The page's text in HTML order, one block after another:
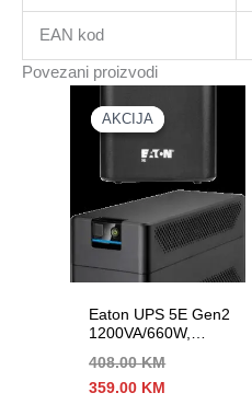
EAN kod
Povezani proizvodi
AKCIJA
AKCIJA
Eaton UPS 5E Gen2
1200VA/660W,
Interactive, 6 x IEC
C13 Outputs; 1 USB
408.00KM
Izvorna
359.00 KM